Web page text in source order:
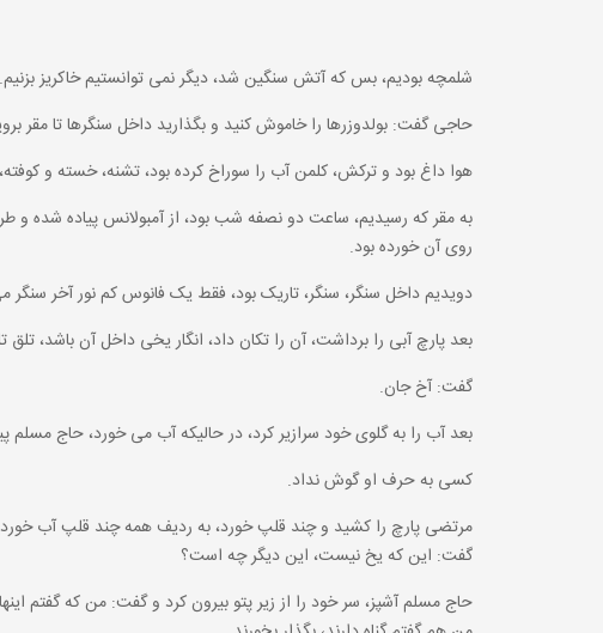
شلمچه بودیم، بس که آتش سنگین شد، دیگر نمی توانستیم خاکریز بزنیم.
حاجی گفت: بولدوزرها را خاموش کنید و بگذارید داخل سنگرها تا مقر
هوا داغ بود و ترکش، کلمن آب را سوراخ کرده بود، تشنه، خسته و
به مقر که رسیدیم، ساعت دو نصفه شب بود، از آمبولانس پیاده شده و
روی آن خورده بود.
دویدیم داخل سنگر، سنگر، تاریک بود، فقط یک فانوس کم نور آخر
بعد پارچ آبی را برداشت، آن را تکان داد، انگار یخی داخل آن باشد، تلق
گفت: آخ جان.
بعد آب را به گلوی خود سرازیر کرد، در حالیکه آب می خورد، حاج مسلم
کسی به حرف او گوش نداد.
مرتضی پارچ را کشید و چند قلپ خورد، به ردیف همه چند قلپ آب
گفت: این که یخ نیست، این دیگر چه است؟
حاج مسلم آشپز، سر خود را از زیر پتو بیرون کرد و گفت: من که گفتم